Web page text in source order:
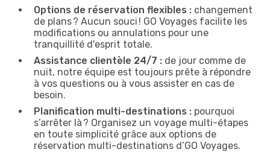
Options de réservation flexibles : changement
de plans ? Aucun souci ! GO Voyages facilite les
modifications ou annulations pour une
tranquillité d'esprit totale.
Assistance clientèle 24/7 : de jour comme de
nuit, notre équipe est toujours prête à répondre
à vos questions ou à vous assister en cas de
besoin.
Planification multi-destinations : pourquoi
s’arrêter là ? Organisez un voyage multi-étapes
en toute simplicité grâce aux options de
réservation multi-destinations d’GO Voyages.